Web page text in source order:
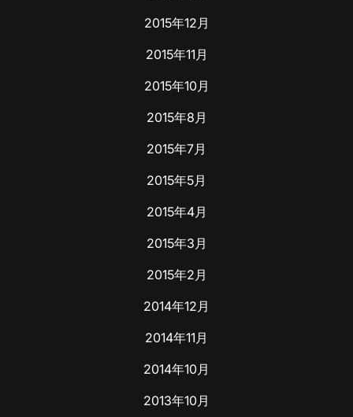
2015年12月
2015年11月
2015年10月
2015年8月
2015年7月
2015年5月
2015年4月
2015年3月
2015年2月
2014年12月
2014年11月
2014年10月
2013年10月